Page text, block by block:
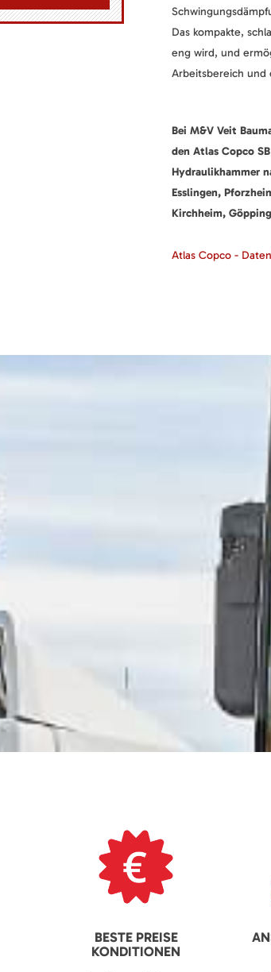
Das kompakte,
eng wird, und
Arbeitsbereich und
Bei M&V Veit
den Atlas Copco
Hydraulikhammer
Esslingen,
Kirchheim,
Atlas Copco -
BESTE PREISE
KONDITIONEN